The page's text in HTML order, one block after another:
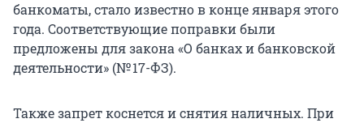
банкоматы, стало известно в конце января этого
года. Соответствующие поправки были
предложены для закона «О банках и банковской
деятельности» (№ 17-ФЗ).
Также запрет коснется и снятия наличных. При